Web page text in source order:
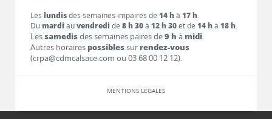
Les lundisdes semaines impaires de 14 hà 17 h.
Dumardi auvendredi de 8 h 30à 12 h 30et de 14 hà 18 h.
Lessamedisdes semaines paires de9 h à midi.
Autres horaires possiblessur rendez-vous
(crpa@cdmcalsace.com ou 03 68 00 12 12).
MENTIONS LÉGALES